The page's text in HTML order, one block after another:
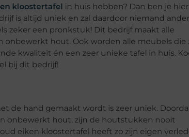
kloostertafel
in huis hebben? Dan ben je
is altijd uniek en zal daardoor niemand
zeker een pronkstuk! Dit bedrijf maakt alle
hout. Ook worden alle meubels die
kwaliteit én een zeer unieke tafel in huis.
bij dit bedrijf!
de hand gemaakt wordt is zeer uniek.
onbewerkt hout, zijn de houtstukken nooit
eiken kloostertafel heeft zo zijn eigen